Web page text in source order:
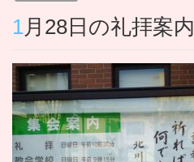
1月28日の礼拝案内